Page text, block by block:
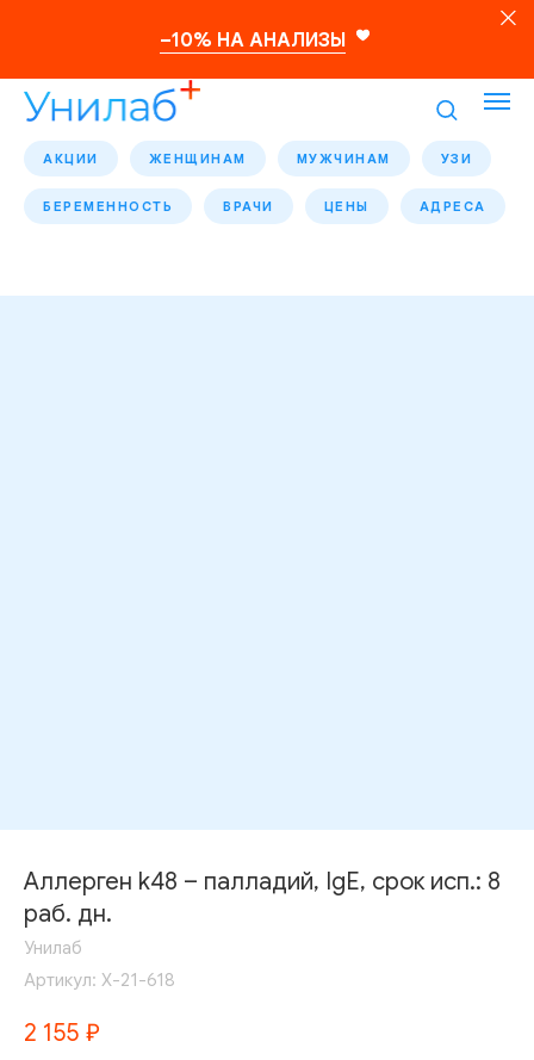
–10% НА АНАЛИЗЫ
АКЦИИ ЖЕНЩИНАМ МУЖЧИНАМ УЗИ
БЕРЕМЕННОСТЬ ВРАЧИ ЦЕНЫ АДРЕСА
Аллерген k48 – палладий, IgE, срок исп.: 8
раб. дн.
Унилаб
Артикул: Х-21-618
2 155 ₽